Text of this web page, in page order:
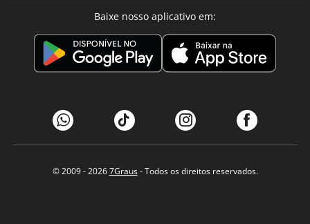
Baixe nosso aplicativo em:
© 2009 - 20267Graus- Todos os direitos reservados.